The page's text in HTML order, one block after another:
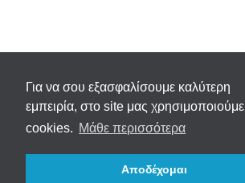
Για να σου εξασφαλίσουμε καλύτερη
εμπειρία, στο site μας χρησιμοποιούμε
cookies. Μάθε περισσότερα
Αποδέχομαι